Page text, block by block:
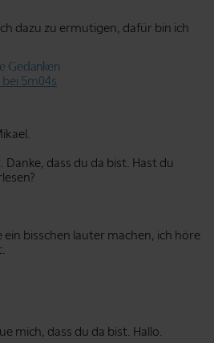
dazu zu ermutigen, dafür bin ich
Gedanken
5m04s
Danke, dass du da bist. Hast du
ein bisschen lauter machen, ich höre
mich, dass du da bist. Hallo.